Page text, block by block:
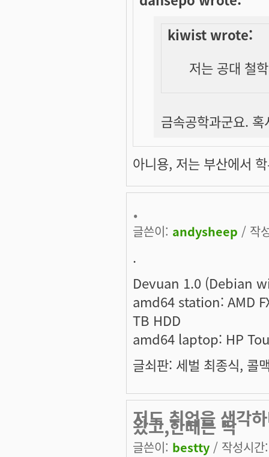
kiwist wrote:
저는 공대 철
금속공학과군요.
아니용, 저는 부산에서
.
글쓴이: andysheep / 작
.
Devuan 1.0 (Debian
amd64 station: AMD
TB HDD
amd64 laptop: HP
글쇠판: 세벌 최종식, 콜
저도 취업을 생각
왔고,한때는 딱
글쓴이: bestty / 작성시